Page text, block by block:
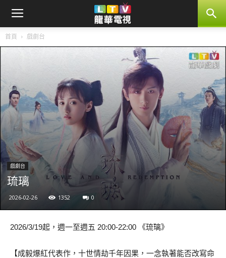
首頁 戲劇台
戲劇台
琉璃
2026-02-26 1352 0
2026/3/19起，週一至週五 20:00-22:00 《琉璃》
【成毅爆紅代表作，十世情劫千年因果，一念執著能否改寫命